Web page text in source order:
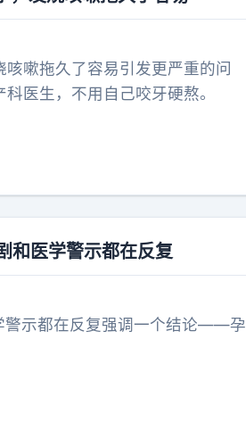
嗽拖久了容易引发更严重的问
医生，不用自己咬牙硬熬。
和医学警示都在反复
警示都在反复强调一个结论——孕